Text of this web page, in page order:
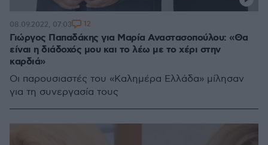
Γιώργος Παπαδάκης για Μαρία Αναστασοπούλου: «Θα
είναι η διάδοχός μου και το λέω με το χέρι στην
καρδιά»
Οι παρουσιαστές του «Καλημέρα Ελλάδα» μίλησαν
για τη συνεργασία τους
08.09.2022, 07:03 12